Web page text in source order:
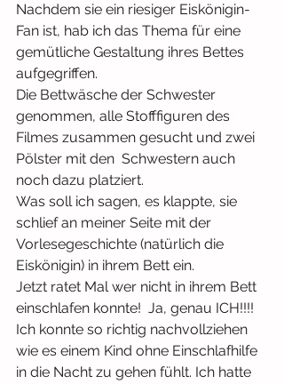
Nachdem sie ein riesiger Eiskönigin-
Fan ist, hab ich das Thema für eine
gemütliche Gestaltung ihres Bettes
aufgegriffen.
Die Bettwäsche der Schwester
genommen, alle Stofffiguren des
Filmes zusammen gesucht und zwei
Pölster mit den  Schwestern auch
noch dazu platziert.
Was soll ich sagen, es klappte, sie
schlief an meiner Seite mit der
Vorlesegeschichte (natürlich die
Eiskönigin) in ihrem Bett ein.
Jetzt ratet Mal wer nicht in ihrem Bett
einschlafen konnte!  Ja, genau ICH!!!!
Ich konnte so richtig nachvollziehen
wie es einem Kind ohne Einschlafhilfe
in die Nacht zu gehen fühlt. Ich hatte